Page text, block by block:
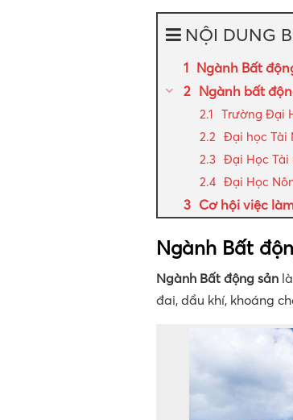
NỘI DUNG
Ngành Bất
Ngành bất
Trường Đại
Đại học Tài
Đại Học Tài
Đại Học
Cơ hội việc
Ngành Bất
Ngành Bất động sản
đai, dầu khí, khoáng